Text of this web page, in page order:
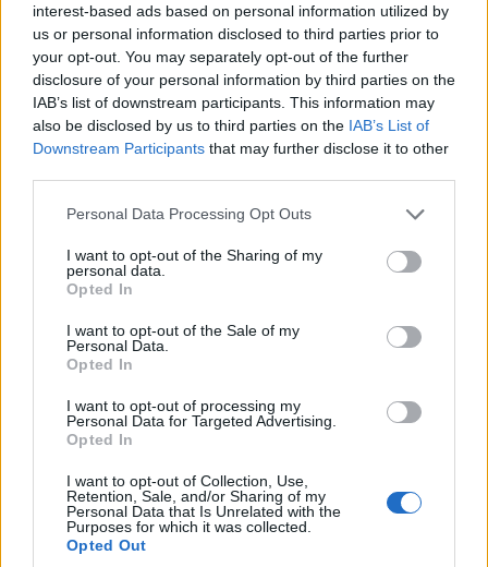
interest-based ads based on personal information utilized by
us or personal information disclosed to third parties prior to
your opt-out. You may separately opt-out of the further
disclosure of your personal information by third parties on the
IAB’s list of downstream participants. This information may
also be disclosed by us to third parties on the IAB’s List of
Downstream Participants that may further disclose it to other
Please note that this website/app uses one or more Google
not limited to your visit or usage behaviour. You may click to
grant or deny consent to Google and its third-party tags to
use your data for below specified purposes in below Google
consent section.
Personal Data Processing Opt Outs
I want to opt-out of the Sharing of my
personal data.
Opted In
I want to opt-out of the Sale of my
Personal Data.
Opted In
I want to opt-out of processing my
Personal Data for Targeted Advertising.
Opted In
I want to opt-out of Collection, Use,
Retention, Sale, and/or Sharing of my
Personal Data that Is Unrelated with the
Purposes for which it was collected.
Opted Out
#salmar
Amikor az AI fogadja a beteget
– készen állunk rá?
ComputerTrends |2026 május 7. 09:13
Az Egyesült Arab Emírségek legnagyobb
állami egészségügyi szolgáltatója, az
Emirates Health Services bevezette Amal
virtuális orvosi asszisztenst, amely még az
orvos előtt találkozik a pácienssel - és ez
csak a kezdet.